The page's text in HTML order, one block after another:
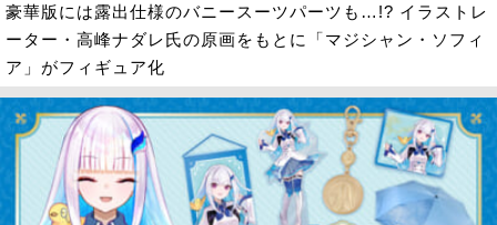
豪華版には露出仕様のバニースーツパーツも…!? イラストレ
ーター・高峰ナダレ氏の原画をもとに「マジシャン・ソフィ
ア」がフィギュア化